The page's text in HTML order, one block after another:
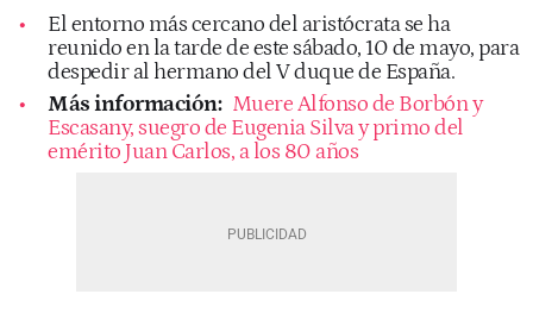
El entorno más cercano del aristócrata se ha
reunido en la tarde de este sábado, 10 de mayo, para
despedir al hermano del V duque de España.
Más información: Muere Alfonso de Borbón y
Escasany, suegro de Eugenia Silva y primo del
emérito Juan Carlos, a los 80 años